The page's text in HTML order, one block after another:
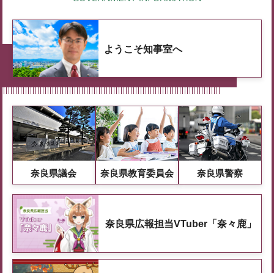
ようこそ知事室へ
奈良県議会 奈良県教育委員会 奈良県警察
奈良県広報担当VTuber「奈々鹿」